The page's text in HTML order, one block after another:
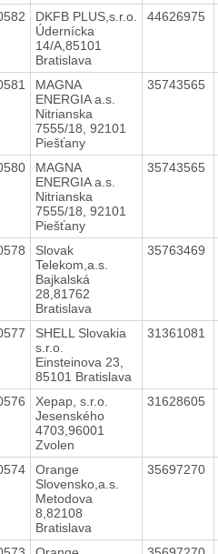
DKFB PLUS,s.r.o.
Údernícka
14/A,85101
Bratislava
44626975
MAGNA
ENERGIA a.s.
Nitrianska
7555/18, 92101
Piešťany
35743565
MAGNA
ENERGIA a.s.
Nitrianska
7555/18, 92101
Piešťany
35743565
Slovak
Telekom,a.s.
Bajkalská
28,81762
Bratislava
35763469
SHELL Slovakia
s.r.o.
Einsteinova 23,
85101 Bratislava
31361081
Xepap, s.r.o.
Jesenského
4703,96001
Zvolen
31628605
Orange
Slovensko,a.s.
Metodova
8,82108
Bratislava
35697270